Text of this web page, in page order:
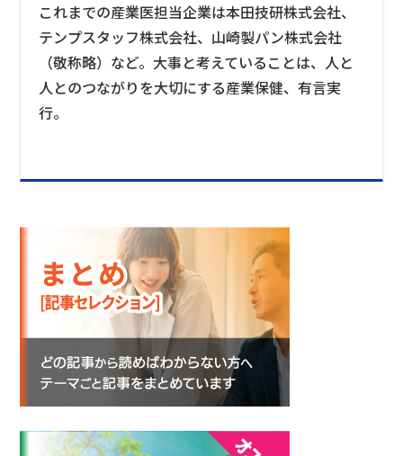
これまでの産業医担当企業は本田技研株式会社、
テンプスタッフ株式会社、山崎製パン株式会社
（敬称略）など。大事と考えていることは、人と
人とのつながりを大切にする産業保健、有言実
行。